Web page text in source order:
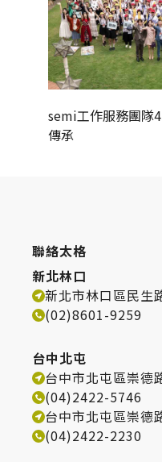
semi工作服務團隊
傳承
聯絡太格
新北林口
新北市林口區民生
(02)8601-9259
台中北屯
台中市北屯區崇德
(04)2422-5746
台中市北屯區崇德
(04)2422-2230